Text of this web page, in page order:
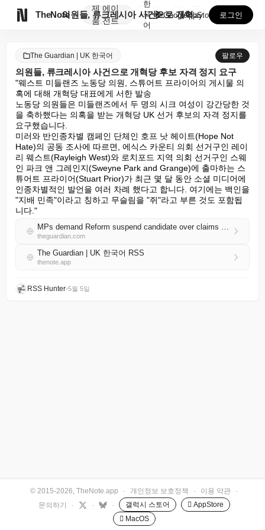
TheNote
제
품
에이
전트
의원들, 류크레시아 사건으로 개혁당 후보 자격 정지 요...
한
국
어
GooglePlay
AppStore 로그인
The Guardian | UK 한국어 팔로우
의원들, 류크레시아 사건으로 개혁당 후보 자격 정지 요구
"웨스트 미들랜즈 노동당 의원, 스튜어트 프라이어의 게시물 의
혹에 대해 개혁당 대표에게 서한 발송
노동당 의원들은 미들랜즈에서 두 명의 시크 여성이 강간당한 것
을 축하했다는 의혹을 받는 개혁당 UK 선거 후보의 자격 정지를
요구했습니다.
미러와 반인종차별 캠페인 단체인 호프 낫 헤이트(Hope Not
Hate)의 공동 조사에 따르면, 에식스 카운티 의회 선거구인 레이
리 웨스트(Rayleigh West)와 로치포드 지역 의회 선거구인 스웨
인 파크 앤 그레인지(Sweyne Park and Grange)에 출마하는 스
튜어트 프라이어(Stuart Prior)가 최근 몇 달 동안 소셜 미디어에
인종차별적인 발언을 여러 차례 했다고 합니다. 여기에는 백인을
"지배 민족"이라고 칭하고 무슬림을 "쥐"라고 부른 것도 포함됩
니다."
MPs demand Reform suspend candidate over claims he celebrated rape of Sikh women
theguardian.com
The Guardian | UK 한국어 RSS
thenote.app
RSS Hunter•5월 5일
© 2015-2026, TheNote.app · 개인정보 보호정책 · 이용 약관
·
문의하기
· · · 갤럭시 스토어
 AppStore
 MacOS